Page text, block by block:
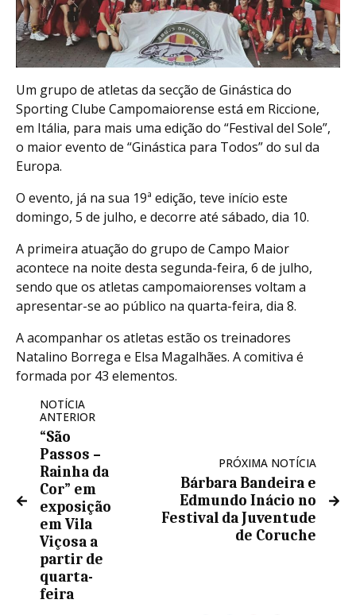
Um grupo de atletas da secção de Ginástica do
Sporting Clube Campomaiorense está em Riccione,
em Itália, para mais uma edição do “Festival del Sole”,
o maior evento de “Ginástica para Todos” do sul da
Europa.
O evento, já na sua 19ª edição, teve início este
domingo, 5 de julho, e decorre até sábado, dia 10.
A primeira atuação do grupo de Campo Maior
acontece na noite desta segunda-feira, 6 de julho,
sendo que os atletas campomaiorenses voltam a
apresentar-se ao público na quarta-feira, dia 8.
A acompanhar os atletas estão os treinadores
Natalino Borrega e Elsa Magalhães. A comitiva é
formada por 43 elementos.
NOTÍCIA
ANTERIOR
“São
Passos –
Rainha da
Cor” em
exposição
em Vila
Viçosa a
partir de
quarta-
feira
PRÓXIMA NOTÍCIA
Bárbara Bandeira e
Edmundo Inácio no
Festival da Juventude
de Coruche